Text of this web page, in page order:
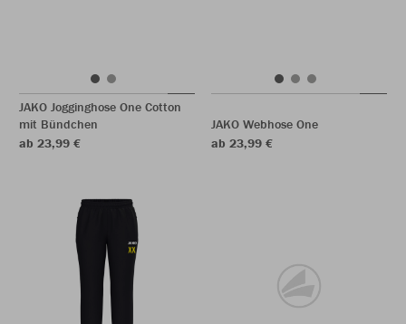
JAKO Jogginghose One Cotton
mit Bündchen
ab 23,99 €
JAKO Webhose One
ab 23,99 €